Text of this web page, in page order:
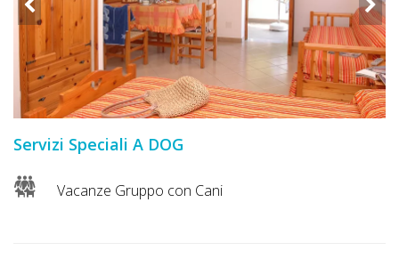
OFFERTE
A
DOG
INFO
DOG
Servizi Speciali A DOG
Vacanze Gruppo con Cani